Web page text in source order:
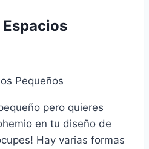
Pequeños
pero quieres
en tu diseño de
Hay varias formas